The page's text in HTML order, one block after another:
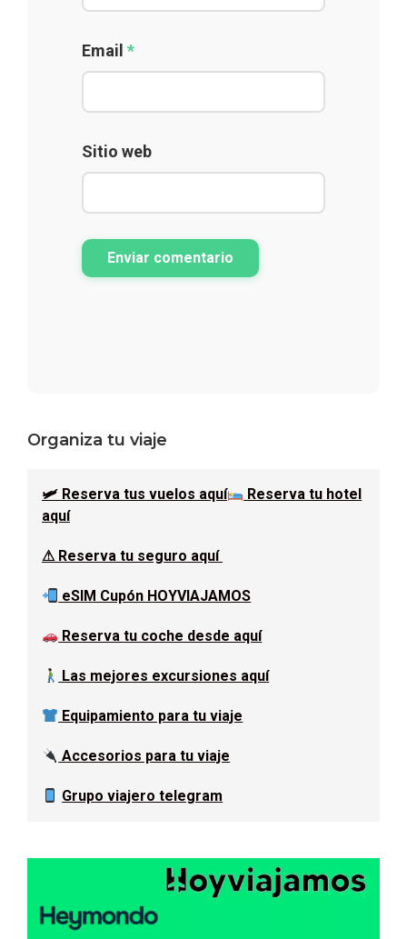
Email *
Sitio web
Enviar comentario
Barra
principal
Organiza tu viaje
🛩 Reserva tus vuelos aquí
Reserva tu hotel
aquí
⚠ Reserva tu seguro aquí
eSIM Cupón HOYVIAJAMOS
Reserva tu coche desde aquí
Las mejores excursiones aquí
Equipamiento para tu viaje
Accesorios para tu viaje
Grupo viajero telegram